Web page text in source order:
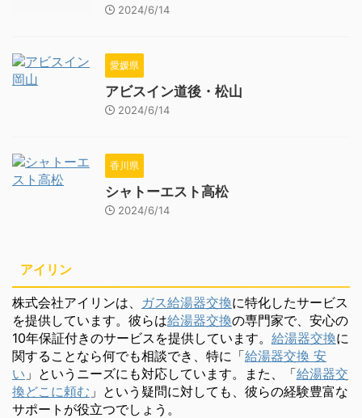
2024/6/14
愛媛県
アビスイン道後・松山
2024/6/14
香川県
シャトーエスト高松
2024/6/14
アイリン
株式会社アイリンは、 ガス給湯器交換に特化したサービス
を提供しています。彼らは給湯器交換の専門家で、安心の
10年保証付きのサービスを提供しています。 給湯器交換に
関することなら何でも相談でき、特に「給湯器交換 安
い 」というニーズにも対応しています。また、「給湯器交
換どこに頼む 」という疑問に対しても、彼らの経験豊富な
サポートが役立つでしょう。